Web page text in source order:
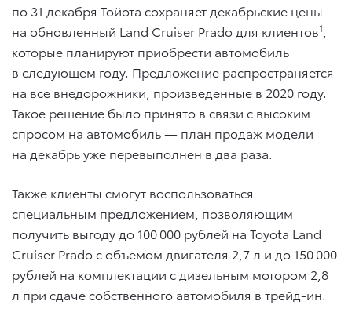
по 31 декабря Тойота сохраняет декабрьские цены
на обновленный Land Cruiser Prado для клиентов1
которые планируют приобрести автомобиль
в следующем году. Предложение распространяется
на все внедорожники, произведенные в 2020 году.
Такое решение было принято в связи с высоким
спросом на автомобиль — план продаж модели
на декабрь уже перевыполнен в два раза.
Также клиенты смогут воспользоваться
специальным предложением, позволяющим
получить выгоду до 100 000 рублей на Toyota Land
Cruiser Prado с объемом двигателя 2,7 л и до 150 000
рублей на комплектации с дизельным мотором 2,8
л при сдаче собственного автомобиля в трейд-ин.